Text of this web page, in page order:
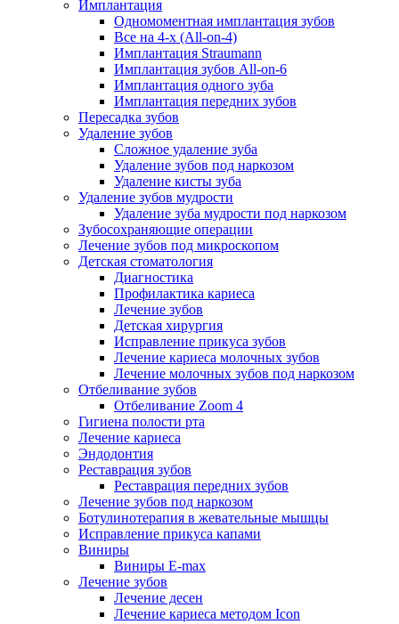
Имплантация
Одномоментная имплантация зубов
Все на 4-х (All-on-4)
Имплантация Straumann
Имплантация зубов All-on-6
Имплантация одного зуба
Имплантация передних зубов
Пересадка зубов
Удаление зубов
Сложное удаление зуба
Удаление зубов под наркозом
Удаление кисты зуба
Удаление зубов мудрости
Удаление зуба мудрости под наркозом
Зубосохраняющие операции
Лечение зубов под микроскопом
Детская стоматология
Диагностика
Профилактика кариеса
Лечение зубов
Детская хирургия
Исправление прикуса зубов
Лечение кариеса молочных зубов
Лечение молочных зубов под наркозом
Отбеливание зубов
Отбеливание Zoom 4
Гигиена полости рта
Лечение кариеса
Эндодонтия
Реставрация зубов
Реставрация передних зубов
Лечение зубов под наркозом
Ботулинотерапия в жевательные мышцы
Исправление прикуса капами
Виниры
Виниры E-max
Лечение зубов
Лечение десен
Лечение кариеса методом Icon